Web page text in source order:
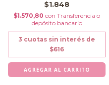
$1.848
$1.570,80 con Transferencia o
depósito bancario
3 cuotas sin interés de
$616